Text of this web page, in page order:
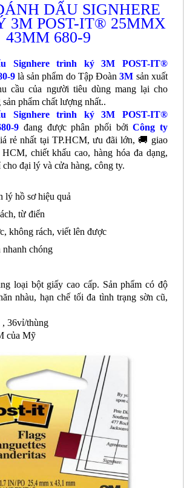
DẤU SIGNHERE
3M POST-IT® 25MMX
43MM 680-9
Signhere trình ký 3M POST-IT®
9là sản phẩm do Tập Đoàn3M sản xuất
cầu của người tiêu dùng mang lại cho
phẩm chất lượng nhất..
Signhere trình ký 3M POST-IT®
9 đang được phân phối bởiCông ty
rẻ nhất tại TP.HCM, ưu đãi lớn, 🚚 giao
chiết khấu cao, hàng hóa đa dạng,
cho đại lý và cửa hàng, công ty.
lý hồ sơ hiệu quả
từ điển
không rách, viết lên được
chóng
loại bột giấy cao cấp. Sản phẩm có độ
nhàu, hạn chế tối đa tình trạng sờn cũ,
, 36vỉ/thùng
của Mỹ